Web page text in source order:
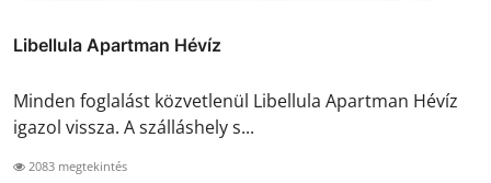
Libellula Apartman Hévíz
Minden foglalást közvetlenül Libellula Apartman Hévíz
igazol vissza. A szálláshely s...
2083 megtekintés